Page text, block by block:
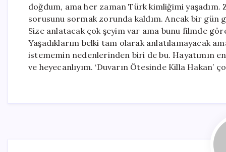
doğdum, ama her zaman Türk kimliğimi yaşadım.
sorusunu sormak zorunda kaldım. Ancak bir
Size anlatacak çok şeyim var ama bunu filmde
Yaşadıklarım belki tam olarak anlatılamayacak
istememin nedenlerinden biri de bu. Hayatımın
ve heyecanlıyım. ‘Duvarın Ötesinde Killa Hakan’